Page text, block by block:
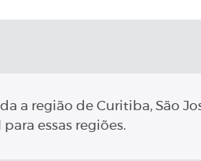
a região de Curitiba, São
essas regiões.